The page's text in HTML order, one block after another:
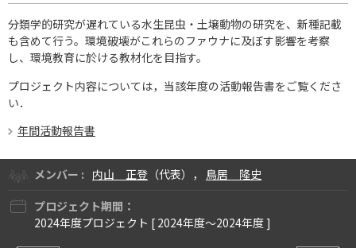
分類学的研究が遅れている水生昆虫・土壌動物の研究を、新種記載
も含めて行う。環境破壊がこれらのファウナに及ぼす影響を考察
し、環境教育に於ける教材化を目指す。
プロジェクト内容については，当該年度の活動報告書をご覧くださ
い．
年間活動報告書
メンバー : 内山 正登 （代表）， 鳥居 隆史
プロジェクト期間：
2024年度プロジェクト [ 2024年度〜2024年度 ]